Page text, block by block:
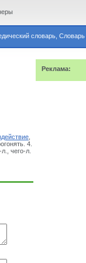
словарь,
4.
чего-л.
Реклама: